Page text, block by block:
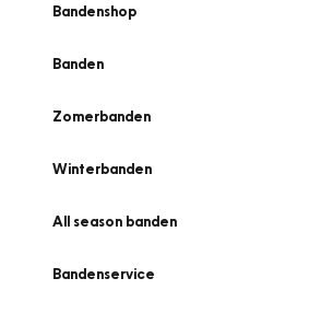
Bandenshop
Banden
Zomerbanden
Winterbanden
All season banden
Bandenservice